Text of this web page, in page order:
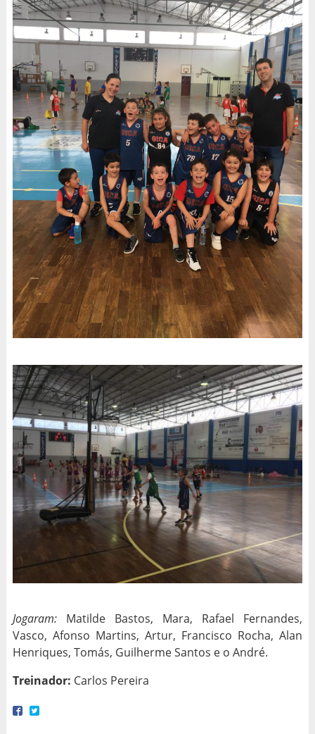
Jogaram:Matilde Bastos, Mara, Rafael Fernandes,
Vasco, Afonso Martins, Artur, Francisco Rocha, Alan
Henriques, Tomás, Guilherme Santos e o André.
Treinador: Carlos Pereira